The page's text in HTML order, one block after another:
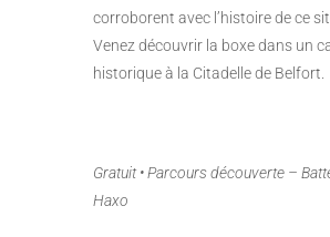
corroborent avec l’histoire de ce
Venez découvrir la boxe dans un
historique à la Citadelle de Belfort.
Gratuit • Parcours découverte –
Haxo